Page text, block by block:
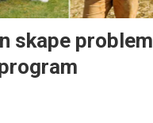
skape problem